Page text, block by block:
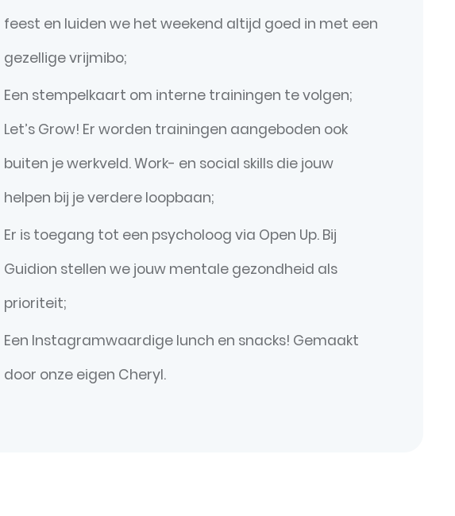
feest en luiden we het weekend altijd goed in met een
gezellige vrijmibo;
Een stempelkaart om interne trainingen te volgen;
Let’s Grow! Er worden trainingen aangeboden ook
buiten je werkveld. Work- en social skills die jouw
helpen bij je verdere loopbaan;
Er is toegang tot een psycholoog via Open Up. Bij
Guidion stellen we jouw mentale gezondheid als
prioriteit;
Een Instagramwaardige lunch en snacks! Gemaakt
door onze eigen Cheryl.